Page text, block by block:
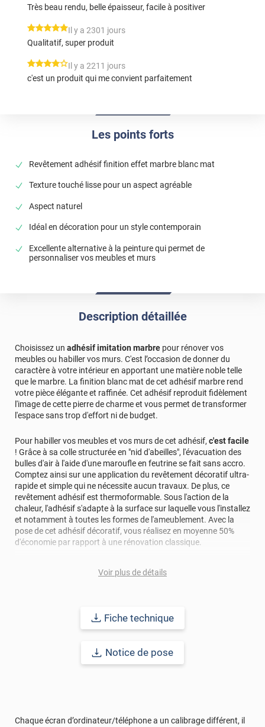
Les points forts
Revêtement adhésif finition effet marbre blanc mat
Texture touché lisse pour un aspect agréable
Aspect naturel
Idéal en décoration pour un style contemporain
Excellente alternative à la peinture qui permet de
personnaliser vos meubles et murs
Très beau rendu, belle épaisseur, facile à positiver
*****
Il y a 2301 jours
Qualitatif, super produit
*****Il y a 2211 jours
c'est un produit qui me convient parfaitement
Description détaillée
Choisissez un adhésif imitation marbre pour rénover vos
meubles ou habiller vos murs. C'est l’occasion de donner du
caractère à votre intérieur en apportant une matière noble telle
que le marbre. La finition blanc mat de cet adhésif marbre rend
votre pièce élégante et raffinée. Cet adhésif reproduit fidèlement
l'image de cette pierre de charme et vous permet de transformer
l'espace sans trop d'effort ni de budget.
Pour habiller vos meubles et vos murs de cet adhésif, c'est facile
! Grâce à sa colle structurée en "nid d'abeilles", l'évacuation des
bulles d'air à l'aide d'une maroufle en feutrine se fait sans accro.
Comptez ainsi sur une application du revêtement décoratif ultra-
rapide et simple qui ne nécessite aucun travaux. De plus, ce
revêtement adhésif est thermoformable. Sous l'action de la
chaleur, l'adhésif s'adapte à la surface sur laquelle vous l'installez
et notamment à toutes les formes de l'ameublement. Avec la
pose de cet adhésif décoratif, vous réalisez en moyenne 50%
d'économie par rapport à une rénovation classique.
Pour donner une seconde jeunesse à vos murs ou meubles,
comptez sur ce vinyl de haute qualité avec une excellente
imperfections. Classé A+ au test C.O.V et C-s2,d0 au feu, ce
revêtement peut être installé dans un lieu ouvert public.
: 10 ans en pose intérieur (anti craquèlement,
écaillage, délamination et jaunissement)
Voir plus de détails
Fiche technique
Notice de pose
Chaque écran d’ordinateur/téléphone a un calibrage différent, il